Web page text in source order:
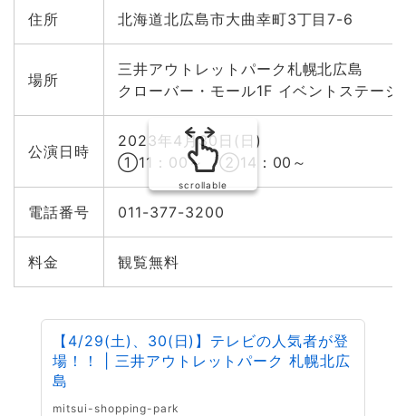
住所 北海道北広島市大曲幸町3丁目7-6
場所
三井アウトレットパーク札幌北広島
クローバー・モール1F イベントステー
公演日時
2023年4月30日(日)
①11：00～ ②14：00～
電話番号 011-377-3200
料金 観覧無料
scrollable
【4/29(土)、30(日)】テレビの人気者が登
場！！ | 三井アウトレットパーク 札幌北広
島
mitsui-shopping-park